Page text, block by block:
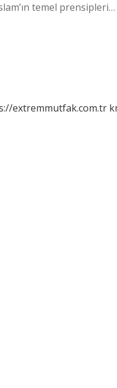
temel prensipleri…
extremmutfak.com.tr